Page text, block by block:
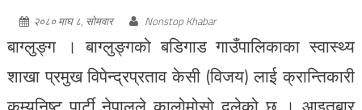
२०८० माघ ८, सोमवार Nonstop Khabar
बाग्लुङ्ग । बाग्लुङ्गको बडिगाड गाउँपालिकाका स्वास्थ्य
शाखा प्रमुख विपेन्द्रप्रताव केसी (विजय) लाई क्रान्तिकारी